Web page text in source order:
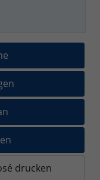
drucken